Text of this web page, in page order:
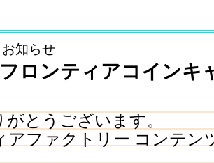
知らせ
ロンティアコインキ
がとうございます。
アファクトリー コンテン